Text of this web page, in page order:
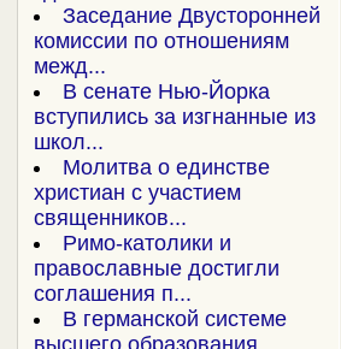
Заседание Двусторонней
комиссии по отношениям
межд...
В сенате Нью-Йорка
вступились за изгнанные из
школ...
Молитва о единстве
христиан с участием
священников...
Римо-католики и
православные достигли
соглашения п...
В германской системе
высшего образования